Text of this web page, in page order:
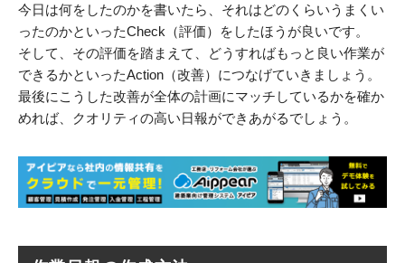
今日は何をしたのかを書いたら、それはどのくらいうまくい
ったのかといったCheck（評価）をしたほうが良いです。
そして、その評価を踏まえて、どうすればもっと良い作業が
できるかといったAction（改善）につなげていきましょう。
最後にこうした改善が全体の計画にマッチしているかを確か
めれば、クオリティの高い日報ができあがるでしょう。